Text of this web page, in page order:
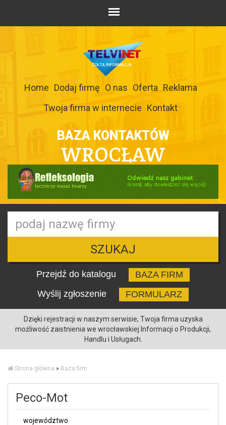
Home Dodaj firmę O nas Oferta Reklama
Twoja firma w internecie Kontakt
BAZA KONTAKTÓW
WROCŁAW
SZUKAJ
Przejdź do katalogu
BAZA FIRM
Wyślij zgłoszenie
FORMULARZ
Dzięki rejestracji w naszym serwisie, Twoja firma uzyska
możliwość zaistnienia we wrocławskiej Informacji o Produkcji,
Handlu i Usługach.
Strona główna » Baza firm
Peco-Mot
województwo